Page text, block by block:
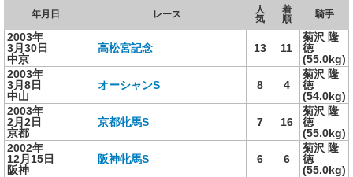
年月日 レース
人
気
着
順
騎手
2003年
3月30日
中京
高松宮記念 13 11
菊沢 隆
徳
(55.0kg)
2003年
3月8日
中山
オーシャンS 8 4
菊沢 隆
徳
(54.0kg)
2003年
2月2日
京都
京都牝馬S 7 16
菊沢 隆
徳
(55.0kg)
2002年
12月15日
阪神
阪神牝馬S 6 6
菊沢 隆
徳
(55.0kg)